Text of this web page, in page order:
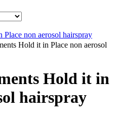
Hold it in Place non aerosol
Hold it in
hairspray